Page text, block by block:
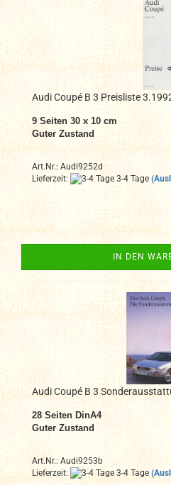
Audi Coupé B 3 Preisliste
9 Seiten 30 x 10 cm
Guter Zustand
Art.Nr.: Audi9252d
Lieferzeit:
3-4 Tage
IN DEN
Audi Coupé B 3
28 Seiten DinA4
Guter Zustand
Art.Nr.: Audi9253b
Lieferzeit:
3-4 Tage